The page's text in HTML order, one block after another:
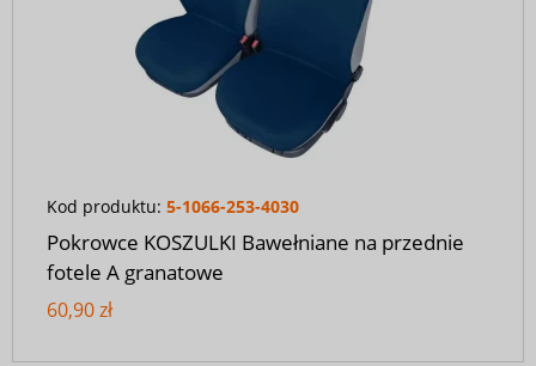
Kod produktu: 5-1066-253-4030
Pokrowce KOSZULKI Bawełniane na przednie
fotele A granatowe
60,90 zł